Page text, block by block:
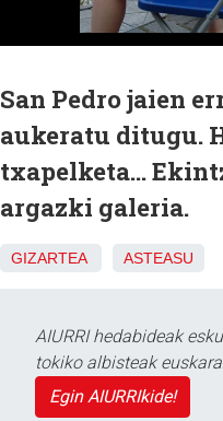
San Pedro jaien
aukeratu ditugu.
txapelketa...
argazki galeria.
GIZARTEA ASTEASU
AIURRI hedabideak
tokiko albisteak
Egin AIURRIkide!